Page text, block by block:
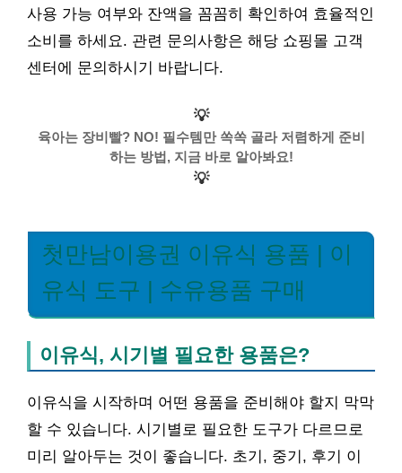
사용 가능 여부와 잔액을 꼼꼼히 확인하여 효율적인
소비를 하세요. 관련 문의사항은 해당 쇼핑몰 고객
센터에 문의하시기 바랍니다.
💡
육아는 장비빨? NO! 필수템만 쏙쏙 골라 저렴하게 준비
하는 방법, 지금 바로 알아봐요!
💡
첫만남이용권 이유식 용품 | 이
유식 도구 | 수유용품 구매
이유식, 시기별 필요한 용품은?
이유식을 시작하며 어떤 용품을 준비해야 할지 막막
할 수 있습니다. 시기별로 필요한 도구가 다르므로
미리 알아두는 것이 좋습니다. 초기, 중기, 후기 이